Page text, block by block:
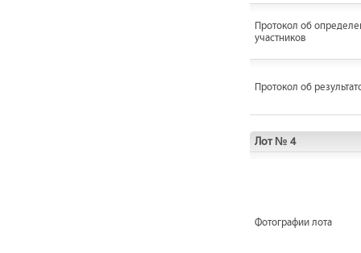
Протокол об
участников
Протокол об
Лот № 4
Фотографии лота